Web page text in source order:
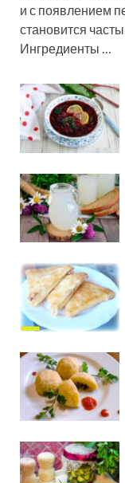
и с появлением
становится
Ингредиенты …